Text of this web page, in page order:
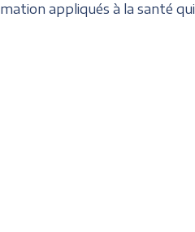
appliqués à la santé qui